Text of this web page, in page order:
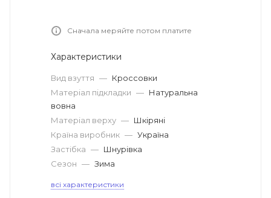
Сначала меряйте потом платите
Характеристики
Вид взуття — Кроссовки
Матеріал підкладки — Натуральна
вовна
Матеріал верху — Шкіряні
Країна виробник — Україна
Застібка — Шнурівка
Сезон — Зима
всі характеристики